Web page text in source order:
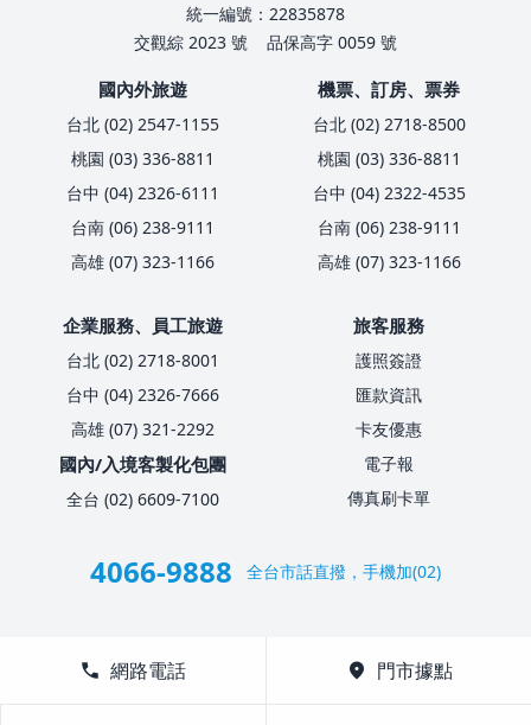
統一編號：22835878
交觀綜 2023 號
品保高字 0059 號
國內外旅遊
台北 (02) 2547-1155
桃園 (03) 336-8811
台中 (04) 2326-6111
台南 (06) 238-9111
高雄 (07) 323-1166
機票、訂房、票券
台北 (02) 2718-8500
桃園 (03) 336-8811
台中 (04) 2322-4535
台南 (06) 238-9111
高雄 (07) 323-1166
企業服務、員工旅遊
台北 (02) 2718-8001
台中 (04) 2326-7666
高雄 (07) 321-2292
國內/入境客製化包團
全台 (02) 6609-7100
旅客服務
護照簽證
匯款資訊
卡友優惠
電子報
傳真刷卡單
4066-9888 全台市話直撥，手機加(02)
call 網路電話 location_on 門市據點